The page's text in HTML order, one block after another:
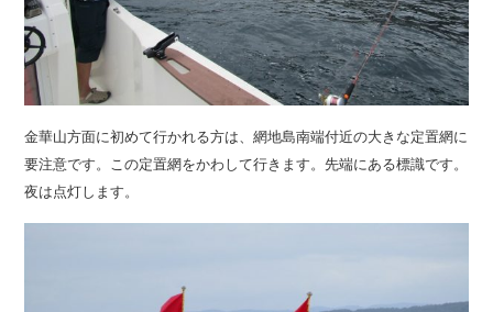
金華山方面に初めて行かれる方は、網地島南端付近の大きな定置網に
要注意です。この定置網をかわして行きます。先端にある標識です。
夜は点灯します。